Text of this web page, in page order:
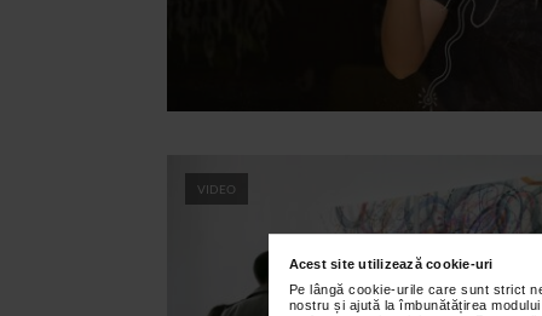
Acest site utilizează cookie-uri
Pe lângă cookie-urile care sunt strict
nostru și ajută la îmbunătățirea
VIDEO